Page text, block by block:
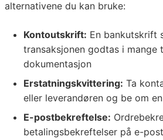
alternativene du kan bruke:
Kontoutskrift: En bankutskrift
transaksjonen godtas i mange
dokumentasjon
Erstatningskvittering: Ta
eller leverandøren og be om
E-postbekreftelse:
betalingsbekreftelser på e-